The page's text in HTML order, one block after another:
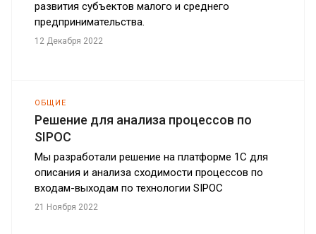
развития субъектов малого и среднего
предпринимательства.
12 Декабря 2022
ОБЩИЕ
Решение для анализа процессов по
SIPOC
Мы разработали решение на платформе 1С для
описания и анализа сходимости процессов по
входам-выходам по технологии SIPOC
21 Ноября 2022